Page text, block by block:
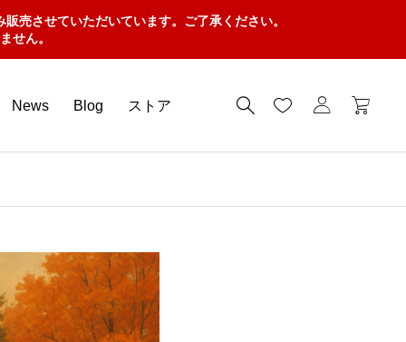
売させていただいています。ご了承ください。
せん。
News Blog ストア